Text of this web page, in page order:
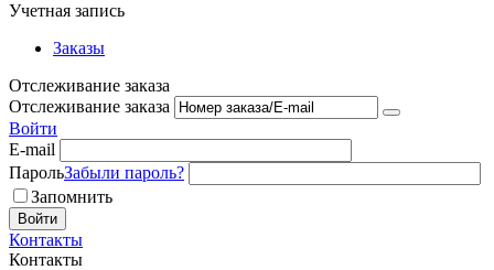
Учетная запись
Заказы
Отслеживание заказа
Отслеживание заказа
Войти
E-mail
ПарольЗабыли пароль?
Запомнить
Войти
Контакты
Контакты